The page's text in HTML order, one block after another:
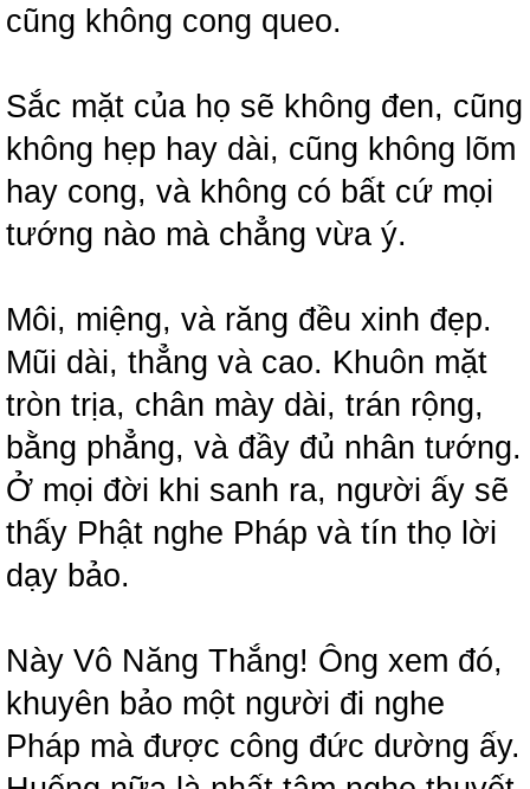
cũng không cong queo.
Sắc mặt của họ sẽ không đen, cũng
không hẹp hay dài, cũng không lõm
hay cong, và không có bất cứ mọi
tướng nào mà chẳng vừa ý.
Môi, miệng, và răng đều xinh đẹp.
Mũi dài, thẳng và cao. Khuôn mặt
tròn trịa, chân mày dài, trán rộng,
bằng phẳng, và đầy đủ nhân tướng.
Ở mọi đời khi sanh ra, người ấy sẽ
thấy Phật nghe Pháp và tín thọ lời
dạy bảo.
Này Vô Năng Thắng! Ông xem đó,
khuyên bảo một người đi nghe
Pháp mà được công đức dường ấy.